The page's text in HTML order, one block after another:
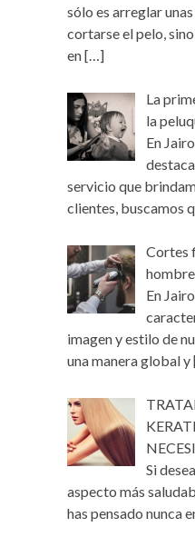
sólo es arreglar
cortarse el pelo,
en[…]
La
la
En
servicio que
clientes, buscamos
Cortes
En
imagen y estilo de
una manera global y
Si
aspecto más
has pensado nunca